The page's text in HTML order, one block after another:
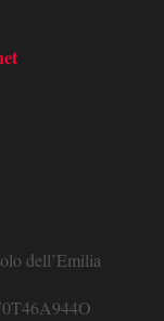
dell’Emilia